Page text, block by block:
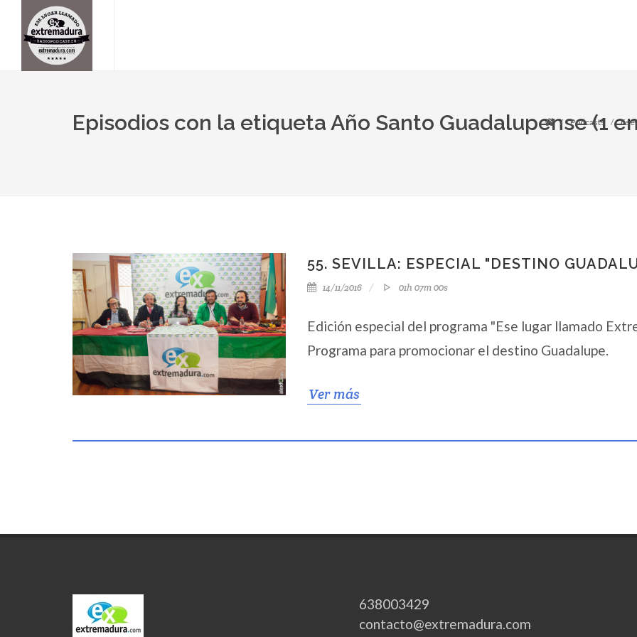
Episodios con la etiqueta Año Santo Guadalupense (1
Podcasts
55. SEVILLA: ESPECIAL "DESTINO
14/11/2016 01h 07m 00s
Edición especial del programa "Ese lugar llamado
Programa para promocionar el destino Guadalupe.
Ver más
638003429
contacto@extremadura.com